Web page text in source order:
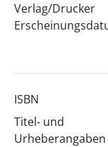
Verlag/Drucker
ISBN
Titel- und
Urheberangaben